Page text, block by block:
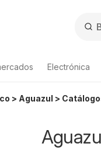
Electrónica
> Aguazul >